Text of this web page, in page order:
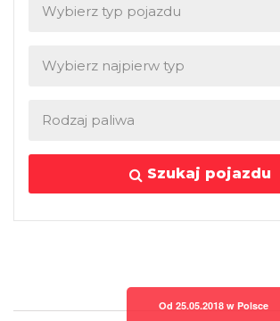
Szukaj pojazdu
Od 25.05.2018 w Polsce